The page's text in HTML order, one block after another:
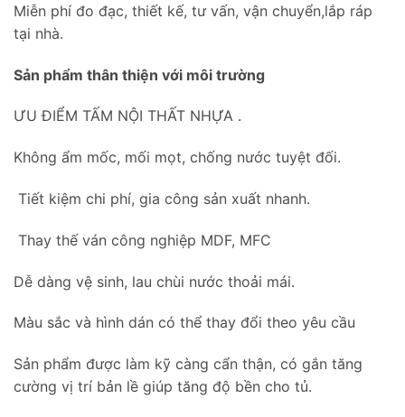
Miễn phí đo đạc, thiết kế, tư vấn, vận chuyển,lắp ráp
tại nhà.
Sản phẩm thân thiện với môi trường
ƯU ĐIỂM TẤM NỘI THẤT NHỰA .
Không ẩm mốc, mối mọt, chống nước tuyệt đối.
Tiết kiệm chi phí, gia công sản xuất nhanh.
Thay thế ván công nghiệp MDF, MFC
Dễ dàng vệ sinh, lau chùi nước thoải mái.
Màu sắc và hình dán có thể thay đổi theo yêu cầu
Sản phẩm được làm kỹ càng cẩn thận, có gắn tăng
cường vị trí bản lề giúp tăng độ bền cho tủ.